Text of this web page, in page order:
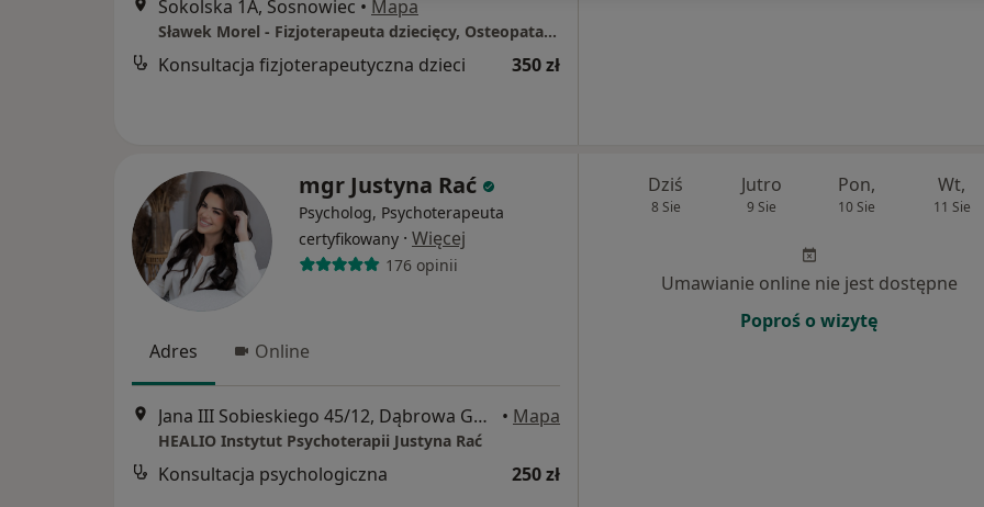
Sokolska 1A, Sosnowiec • Mapa
Sławek Morel - Fizjoterapeuta dziecięcy, Osteopata Pediatryczny
Konsultacja fizjoterapeutyczna dzieci 350 zł
mgr Justyna Rać
Psycholog, Psychoterapeuta
certyfikowany · Więcej
176 opinii
Adres Online
Jana III Sobieskiego 45/12, Dąbrowa Górnicza • Mapa
HEALIO Instytut Psychoterapii Justyna Rać
Konsultacja psychologiczna 250 zł
Dziś
8 Sie
Jutro
9 Sie
Pon,
10 Sie
Wt,
11 Sie
Umawianie online nie jest dostępne
Poproś o wizytę